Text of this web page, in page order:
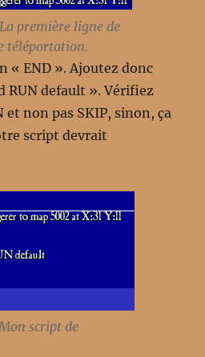
première ligne de
téléportation.
« END ». Ajoutez donc
RUN default ». Vérifiez
et non pas SKIP, sinon, ça
script devrait
script de